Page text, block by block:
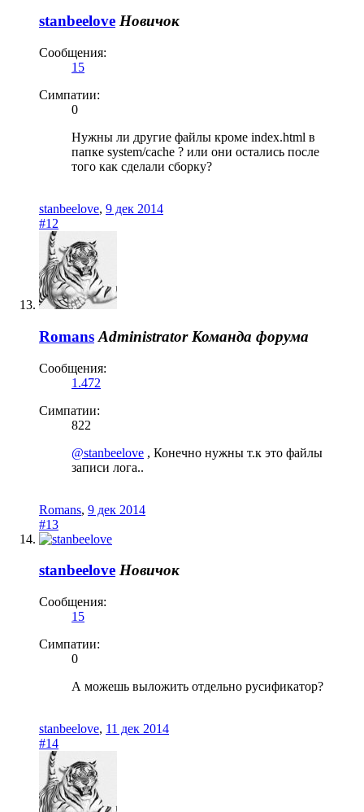
stanbeelove Новичок
Сообщения:
15
Симпатии:
0
Нужны ли другие файлы кроме index.html в
папке system/cache ? или они остались после
того как сделали сборку?
stanbeelove, 9 дек 2014
#12
Romans Administrator Команда форума
Сообщения:
1.472
Симпатии:
822
@stanbeelove , Конечно нужны т.к это файлы
записи лога..
Romans, 9 дек 2014
#13
stanbeelove Новичок
Сообщения:
15
Симпатии:
0
А можешь выложить отдельно русификатор?
stanbeelove, 11 дек 2014
#14